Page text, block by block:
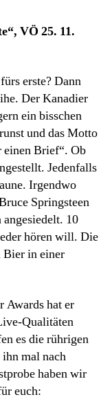
VÖ 25. 11.
erste? Dann
Der Kanadier
ein bisschen
und das Motto
Brief“. Ob
Jedenfalls
Irgendwo
Springsteen
10
hören will. Die
Bier in einer
Awards hat er
Qualitäten
es die rührigen
mal nach
haben wir
euch: